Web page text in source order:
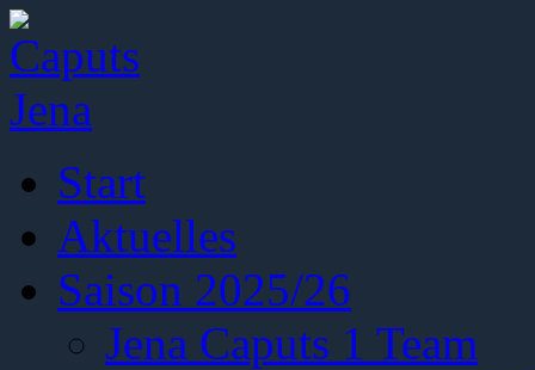
Start
Aktuelles
Saison 2025/26
Jena Caputs 1 Team